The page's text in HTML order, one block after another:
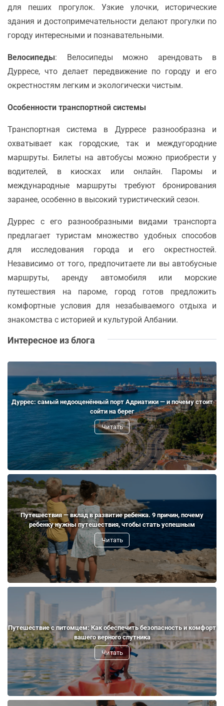
для пеших прогулок. Узкие улочки, исторические
здания и достопримечательности делают прогулки по
городу интересными и познавательными.
Велосипеды: Велосипеды можно арендовать в
Дурресе, что делает передвижение по городу и его
окрестностям легким и экологически чистым.
Особенности транспортной системы
Транспортная система в Дурресе разнообразна и
охватывает как городские, так и междугородние
маршруты. Билеты на автобусы можно приобрести у
водителей, в киосках или онлайн. Паромы и
международные маршруты требуют бронирования
заранее, особенно в высокий туристический сезон.
Дуррес с его разнообразными видами транспорта
предлагает туристам множество удобных способов
для исследования города и его окрестностей.
Независимо от того, предпочитаете ли вы автобусные
маршруты, аренду автомобиля или морские
путешествия на пароме, город готов предложить
комфортные условия для незабываемого отдыха и
знакомства с историей и культурой Албании.
Интересное из блога
Дуррес: самый недооценённый порт Адриатики — и почему стоит
сойти на берег
Читать
Путешествия — вклад в развитие ребенка. 9 причин, почему
ребенку нужны путешествия, чтобы стать успешным
Читать
Путешествие с питомцем: Как обеспечить безопасность и комфорт
вашего верного спутника
Читать